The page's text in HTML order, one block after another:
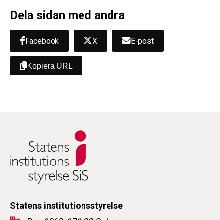
Dela sidan med andra
Facebook X E-post
Kopiera URL
Statens institutionsstyrelse